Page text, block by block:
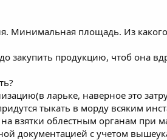
Минимальная площадь. Из
продукцию, чтоб она
ларьке, наверное это
тыкать в морду всяким
взятки облестным органам при
документацией с учетом